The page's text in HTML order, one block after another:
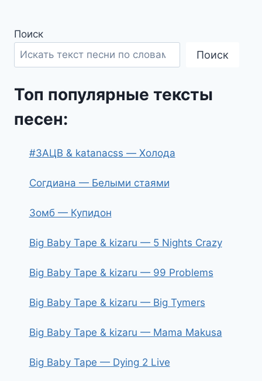
Поиск
Поиск
Топ популярные тексты
песен:
#ЗАЦВ & katanacss — Холода
Согдиана — Белыми стаями
Зомб — Купидон
Big Baby Tape & kizaru — 5 Nights Crazy
Big Baby Tape & kizaru — 99 Problems
Big Baby Tape & kizaru — Big Tymers
Big Baby Tape & kizaru — Mama Makusa
Big Baby Tape — Dying 2 Live